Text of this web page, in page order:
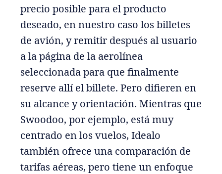
precio posible para el producto
deseado, en nuestro caso los billetes
de avión, y remitir después al usuario
a la página de la aerolínea
seleccionada para que finalmente
reserve allí el billete. Pero difieren en
su alcance y orientación. Mientras que
Swoodoo, por ejemplo, está muy
centrado en los vuelos, Idealo
también ofrece una comparación de
tarifas aéreas, pero tiene un enfoque